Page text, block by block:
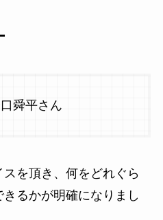
舜平さん
を頂き、何をどれぐら
るかが明確になりまし